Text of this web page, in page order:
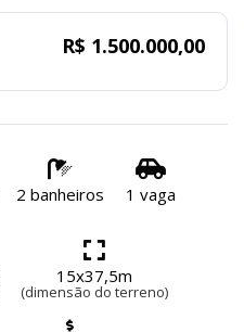
R$ 1.500.000,00
2 banheiros 1 vaga
15x37,5m
(dimensão do terreno)